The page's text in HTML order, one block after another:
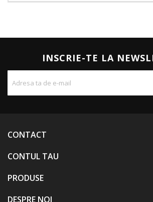
INSCRIE-TE LA
CONTACT
CONTUL TAU
PRODUSE
DESPRE NOI